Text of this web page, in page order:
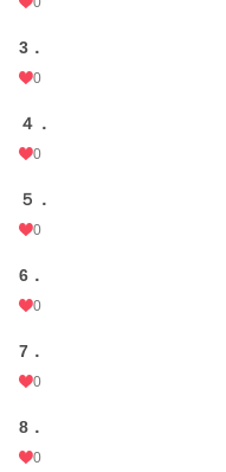
月間ポイント
年間ポイント
3．
0
４．
0
５．
0
6．
0
7．
0
8．
0